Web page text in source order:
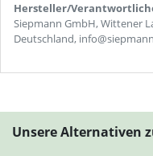
Hersteller/
Siepmann GmbH, Wittener
Deutschland,
Unsere Alternativen